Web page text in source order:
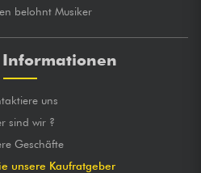
belohnt Musiker
uns
sind wir ?
Geschäfte
unsere Kaufratgeber